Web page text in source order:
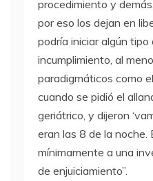
procedimiento y
por eso los dejan en
podría iniciar algún tipo
incumplimiento, al
paradigmáticos como
cuando se pidió el
geriátrico, y dijeron
eran las 8 de la noche.
mínimamente a una
de enjuiciamiento”.